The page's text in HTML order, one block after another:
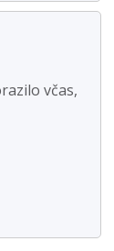
včas,